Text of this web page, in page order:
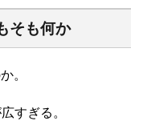
そも何か
。
すぎる。